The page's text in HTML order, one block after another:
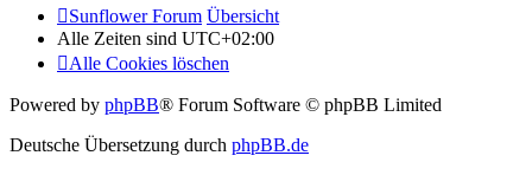
Sunflower Forum Übersicht
Alle Zeiten sind UTC+02:00
Alle Cookies löschen
Powered by phpBB® Forum Software © phpBB Limited
Deutsche Übersetzung durch phpBB.de